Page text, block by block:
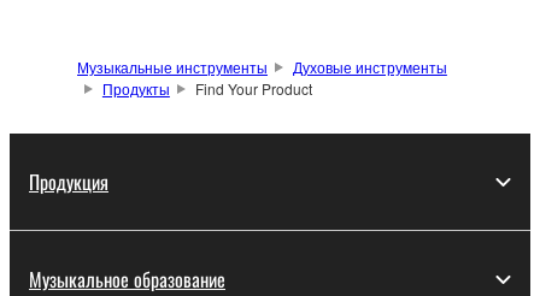
Музыкальные инструменты
Духовые инструменты
Продукты
Find Your Product
Продукция
Музыкальное образование